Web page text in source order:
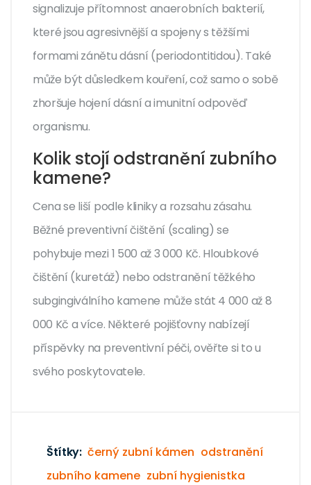
signalizuje přítomnost anaerobních bakterií,
které jsou agresivnější a spojeny s těžšími
formami zánětu dásní (periodontitidou). Také
může být důsledkem kouření, což samo o sobě
zhoršuje hojení dásní a imunitní odpověď
organismu.
Kolik stojí odstranění zubního
kamene?
Cena se liší podle kliniky a rozsahu zásahu.
Běžné preventivní čištění (scaling) se
pohybuje mezi 1 500 až 3 000 Kč. Hloubkové
čištění (kuretáž) nebo odstranění těžkého
subgingiválního kamene může stát 4 000 až 8
000 Kč a více. Některé pojišťovny nabízejí
příspěvky na preventivní péči, ověřte si to u
svého poskytovatele.
Štítky: černý zubní kámen odstranění
zubního kamene zubní hygienistka